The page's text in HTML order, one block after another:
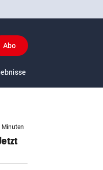
Abo
US-Sport
Minuten